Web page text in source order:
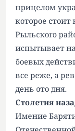
прицелом
которое стоит
Рыльского
испытывает
боевых
все реже, а
день ото дня.
Столетия
Имение